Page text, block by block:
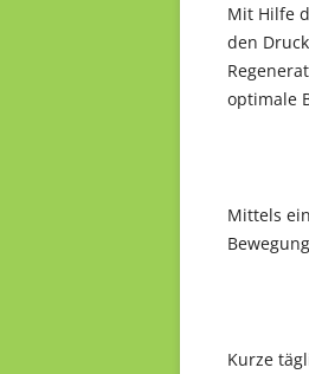
Mit Hilfe
den
optimale
Mittels
Kurze